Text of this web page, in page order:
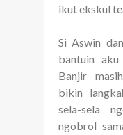
ikut ekskul
Si Aswin
bantuin
Banjir
bikin
sela-sela
ngobrol